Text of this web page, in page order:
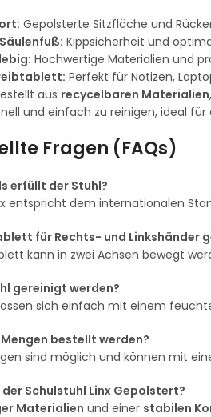
Gepolsterte Sitzfläche und
Kippsicherheit und
Hochwertige Materialien und
Perfekt für Notizen,
aus recycelbaren Materialien
und einfach zu reinigen, ideal
Fragen (FAQs)
erfüllt der Stuhl?
entspricht dem internationalen
für Rechts- und Linkshänder
kann in zwei Achsen bewegt
gereinigt werden?
sich einfach mit einem
bestellt werden?
sind möglich und können mit
Schulstuhl Linx Gepolstert?
Materialien und einer stabilen